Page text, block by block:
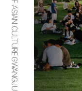
HUB CITY OF ASIAN CULTURE GWANGJU